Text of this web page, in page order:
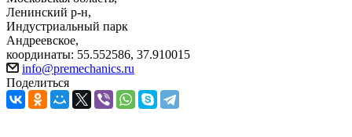
Ленинский р-н,
Индустриальный парк
Андреевское,
координаты: 55.552586, 37.910015
info@premechanics.ru
Поделиться